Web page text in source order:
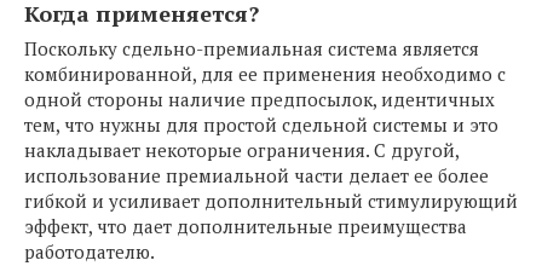
Когда применяется?
Поскольку сдельно-премиальная система является
комбинированной, для ее применения необходимо с
одной стороны наличие предпосылок, идентичных
тем, что нужны для простой сдельной системы и это
накладывает некоторые ограничения. С другой,
использование премиальной части делает ее более
гибкой и усиливает дополнительный стимулирующий
эффект, что дает дополнительные преимущества
работодателю.